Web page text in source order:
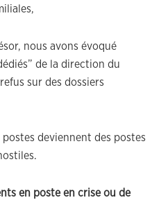
nous avons évoqué
de la direction du
sur des dossiers
deviennent des postes
en poste en crise ou de